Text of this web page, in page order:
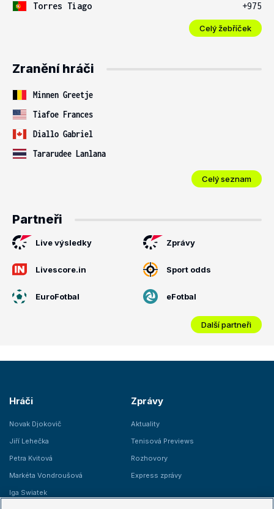
Torres Tiago
+975
Celý žebříček
Zranění hráči
Minnen Greetje
Tiafoe Frances
Diallo Gabriel
Tararudee Lanlana
Celý seznam
Partneři
Live výsledky Zprávy
Livescore.in Sport odds
EuroFotbal eFotbal
Další partneři
Hráči
Novak Djokovič
Jiří Lehečka
Petra Kvitová
Markéta Vondroušová
Iga Swiatek
Zprávy
Aktuality
Tenisová Previews
Rozhovory
Express zprávy